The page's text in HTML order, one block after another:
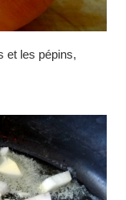
et les pépins,